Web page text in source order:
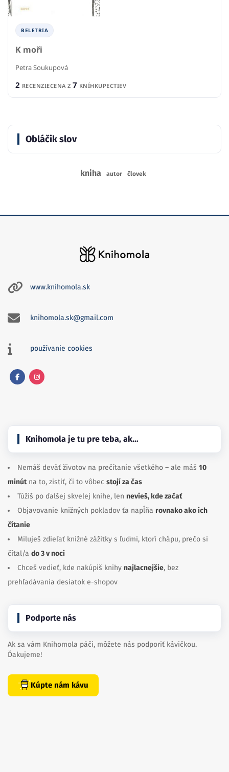
BELETRIA
K moři
Petra Soukupová
2 RECENZIECENA Z 7 KNÍHKUPECTIEV
Obláčik slov
kniha autor človek
www.knihomola.sk
knihomola.sk@gmail.com
používanie cookies
Knihomola je tu pre teba, ak…
Nemáš deväť životov na prečítanie všetkého – ale máš 10
minútna to, zistiť, či to vôbec stojí za čas
Túžiš po ďalšej skvelej knihe, len nevieš, kde začať
Objavovanie knižných pokladov ťa napĺňa rovnako ako ich
čítanie
Miluješ zdieľať knižné zážitky s ľuďmi, ktorí chápu, prečo si
čítal/a do 3 v noci
Chceš vedieť, kde nakúpiš knihy najlacnejšie, bez
prehľadávania desiatok e-shopov
Podporte nás
Ak sa vám Knihomola páči, môžete nás podporiť kávičkou.
Ďakujeme!
Kúpte nám kávu